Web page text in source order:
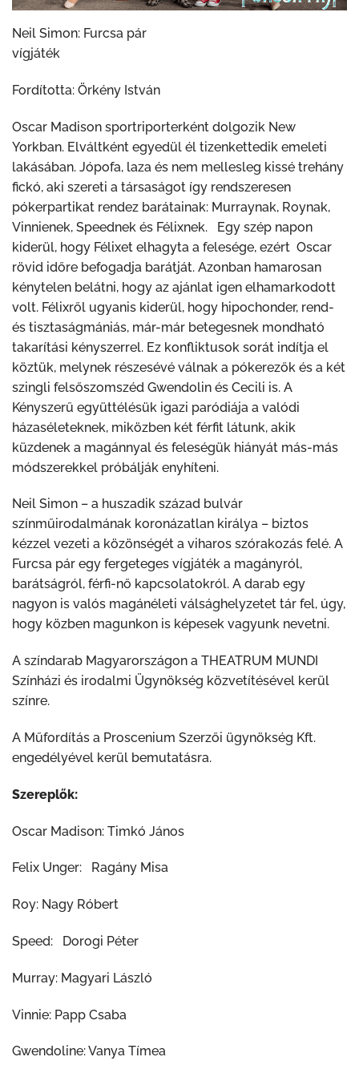
Neil Simon: Furcsa pár
vígjáték
Fordította: Örkény István
Oscar Madison sportriporterként dolgozik New
Yorkban. Elváltként egyedül él tizenkettedik emeleti
lakásában. Jópofa, laza és nem mellesleg kissé trehány
fickó, aki szereti a társaságot így rendszeresen
pókerpartikat rendez barátainak: Murraynak, Roynak,
Vinnienek, Speednek és Félixnek. Egy szép napon
kiderül, hogy Félixet elhagyta a felesége, ezért Oscar
rövid időre befogadja barátját. Azonban hamarosan
kénytelen belátni, hogy az ajánlat igen elhamarkodott
volt. Félixről ugyanis kiderül, hogy hipochonder, rend-
és tisztaságmániás, már-már betegesnek mondható
takarítási kényszerrel. Ez konfliktusok sorát indítja el
köztük, melynek részesévé válnak a pókerezők és a két
szingli felsőszomszéd Gwendolin és Cecili is. A
Kényszerű együttélésük igazi paródiája a valódi
házaséleteknek, miközben két férfit látunk, akik
küzdenek a magánnyal és feleségük hiányát más-más
módszerekkel próbálják enyhíteni.
Neil Simon – a huszadik század bulvár
színműirodalmának koronázatlan királya – biztos
kézzel vezeti a közönségét a viharos szórakozás felé. A
Furcsa pár egy fergeteges vígjáték a magányról,
barátságról, férfi-nő kapcsolatokról. A darab egy
nagyon is valós magánéleti válsághelyzetet tár fel, úgy,
hogy közben magunkon is képesek vagyunk nevetni.
A színdarab Magyarországon a THEATRUM MUNDI
Színházi és irodalmi Ügynökség közvetítésével kerül
színre.
A Műfordítás a Proscenium Szerzői ügynökség Kft.
engedélyével kerül bemutatásra.
Szereplők:
Oscar Madison: Timkó János
Felix Unger: Ragány Misa
Roy: Nagy Róbert
Speed: Dorogi Péter
Murray: Magyari László
Vinnie: Papp Csaba
Gwendoline: Vanya Tímea